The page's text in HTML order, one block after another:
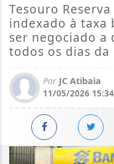
Tesouro
indexado à taxa
ser negociado a
todos os dias da
Por JC Atibaia
11/05/2026 15:34